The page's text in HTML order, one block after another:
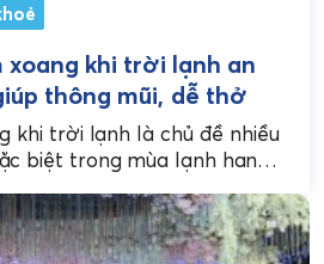
xoang khi trời lạnh an
thông mũi, dễ thở
khi trời lạnh là chủ đề nhiều
biệt trong mùa lạnh hanh